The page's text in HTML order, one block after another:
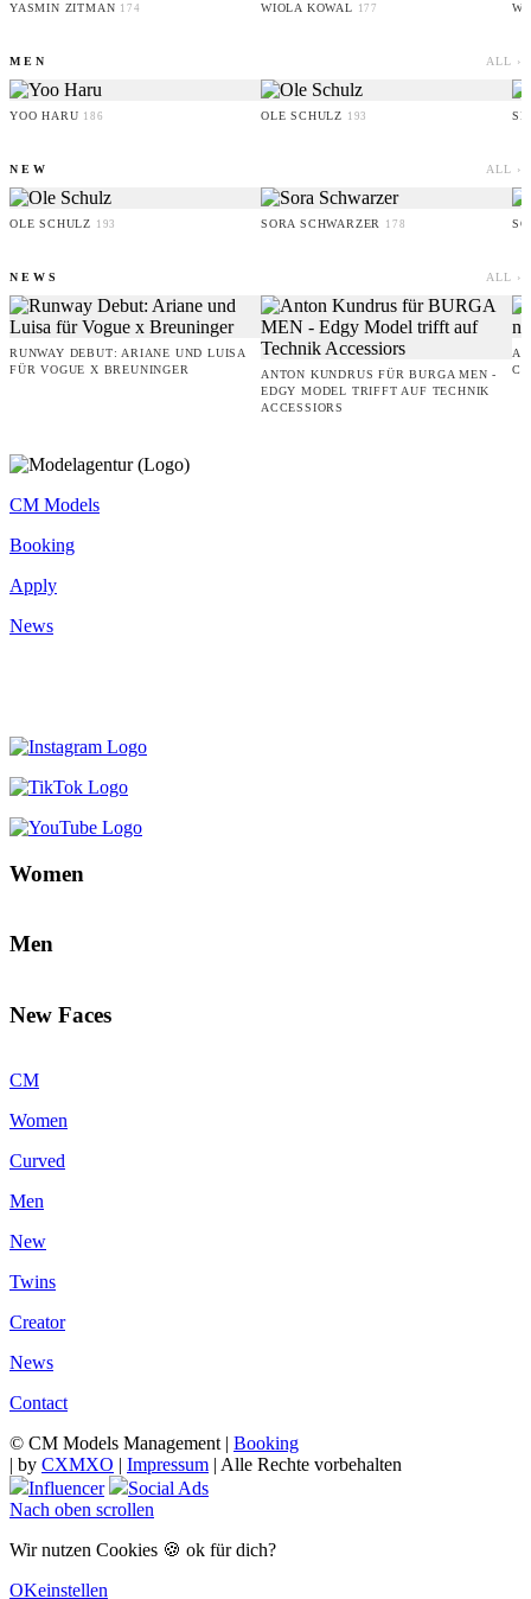
YASMIN ZITMAN 174 WIOLA KOWAL 177
MEN ALL ›
YOO HARU 186 OLE SCHULZ 193
NEW ALL ›
OLE SCHULZ 193 SORA SCHWARZER 178
NEWS ALL ›
RUNWAY DEBUT: ARIANE UND LUISA
FÜR VOGUE X BREUNINGER
ANTON KUNDRUS FÜR BURGA MEN -
EDGY MODEL TRIFFT AUF TECHNIK
ACCESSIORS
CM Models
Booking
Apply
News
Women
Men
New Faces
CM
Women
Curved
Men
New
Twins
Creator
News
Contact
© CM Models Management | Booking
| by CXMXO | Impressum | Alle Rechte vorbehalten
Influencer
Social Ads
Nach oben scrollen
Wir nutzen Cookies 🍪 ok für dich?
OKeinstellen